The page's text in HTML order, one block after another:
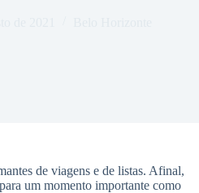
de viagens e de listas. Afinal,
um momento importante como